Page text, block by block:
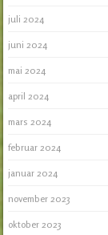
juli 2024
juni 2024
mai 2024
april 2024
mars 2024
februar 2024
januar 2024
november 2023
oktober 2023